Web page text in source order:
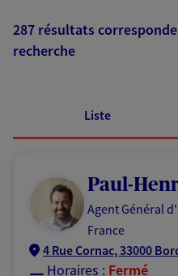
287 résultats
recherche
Liste
Paul-
Agent Général
France
4 Rue Cornac, 33000
Horaires : Fermé